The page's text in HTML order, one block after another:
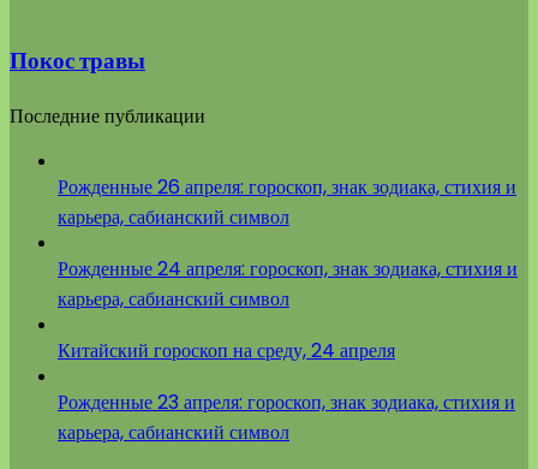
Покос травы
Последние публикации
Рожденные 26 апреля: гороскоп, знак зодиака, стихия и
карьера, сабианский символ
Рожденные 24 апреля: гороскоп, знак зодиака, стихия и
карьера, сабианский символ
Китайский гороскоп на среду, 24 апреля
Рожденные 23 апреля: гороскоп, знак зодиака, стихия и
карьера, сабианский символ